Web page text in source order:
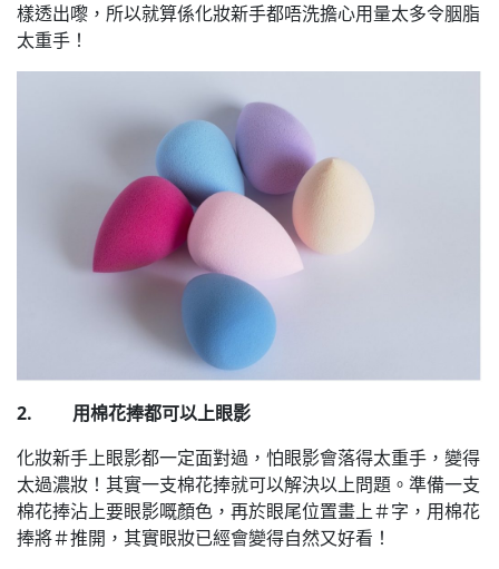
樣透出嚟，所以就算係化妝新手都唔洗擔心用量太多令胭脂
太重手！
2. 用棉花捧都可以上眼影
化妝新手上眼影都一定面對過，怕眼影會落得太重手，變得
太過濃妝！其實一支棉花捧就可以解決以上問題。準備一支
棉花捧沾上要眼影嘅顏色，再於眼尾位置畫上＃字，用棉花
捧將＃推開，其實眼妝已經會變得自然又好看！